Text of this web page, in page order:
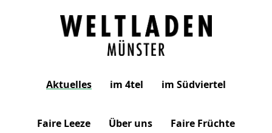
Weltladen
Aktuelles im 4tel im Südviertel
Faire Leeze Über uns Faire Früchte